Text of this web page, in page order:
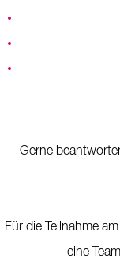
Gerne
Für die Teilnahme
eine